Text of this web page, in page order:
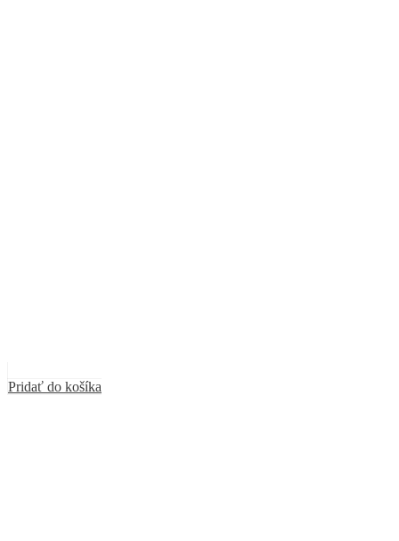
Pridať do košíka